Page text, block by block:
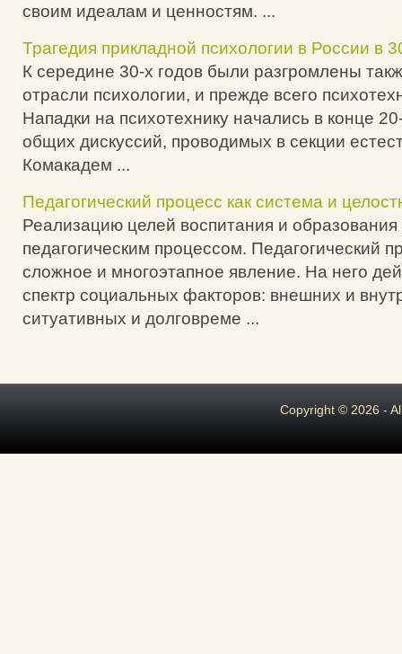
своим идеалам и ценностям. ...
Трагедия прикладной психологии в России в
К середине 30-х годов были разгромлены
отрасли психологии, и прежде всего
Нападки на психотехнику начались в конце
общих дискуссий, проводимых в секции
Комакадем ...
Педагогический процесс как система и
Реализацию целей воспитания и
педагогическим процессом. Педагогический
сложное и многоэтапное явление. На него
спектр социальных факторов: внешних и
ситуативных и долговреме ...
Copyright © 2026 -